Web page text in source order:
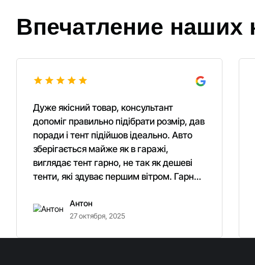
Впечатление наших
Дуже якісний товар, консультант
допоміг правильно підібрати розмір, дав
поради і тент підійшов ідеально. Авто
зберігається майже як в гаражі,
виглядає тент гарно, не так як дешеві
тенти, які здуває першим вітром. Гарно
Антон
27 октября, 2025